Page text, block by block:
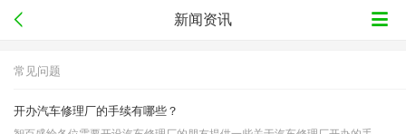
新闻资讯
常见问题
开办汽车修理厂的手续有哪些？